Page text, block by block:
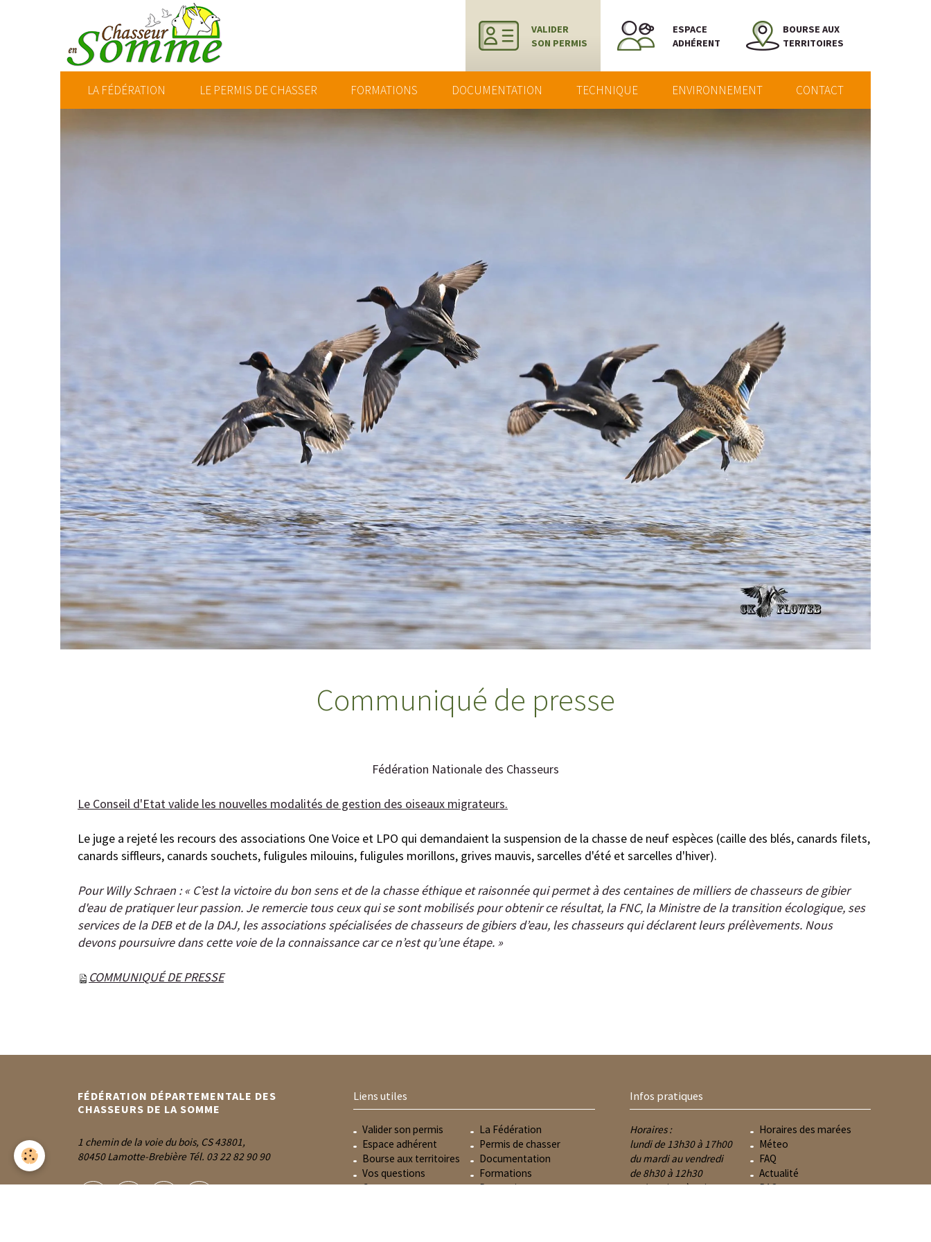
VALIDER
SON PERMIS
ESPACE
ADHÉRENT
BOURSE AUX
TERRITOIRES
LA FÉDÉRATION LE PERMIS DE CHASSER FORMATIONS DOCUMENTATION TECHNIQUE ENVIRONNEMENT CONTACT
Communiqué de presse
Fédération Nationale des Chasseurs
Le Conseil d'Etat valide les nouvelles modalités de gestion des oiseaux migrateurs.
Le juge a rejeté les recours des associations One Voice et LPO qui demandaient la suspension de la chasse de neuf espèces (caille des blés, canards filets,
canards siffleurs, canards souchets, fuligules milouins, fuligules morillons, grives mauvis, sarcelles d'été et sarcelles d'hiver).
Pour Willy Schraen : « C’est la victoire du bon sens et de la chasse éthique et raisonnée qui permet à des centaines de milliers de chasseurs de gibier
d'eau de pratiquer leur passion. Je remercie tous ceux qui se sont mobilisés pour obtenir ce résultat, la FNC, la Ministre de la transition écologique, ses
services de la DEB et de la DAJ, les associations spécialisées de chasseurs de gibiers d’eau, les chasseurs qui déclarent leurs prélèvements. Nous
devons poursuivre dans cette voie de la connaissance car ce n’est qu’une étape. »
COMMUNIQUÉ DE PRESSE
FÉDÉRATION DÉPARTEMENTALE DES
CHASSEURS DE LA SOMME
1 chemin de la voie du bois, CS 43801,
80450 Lamotte-Brebière Tél. 03 22 82 90 90
Liens utiles
Valider son permis
Espace adhérent
Bourse aux territoires
Vos questions
Contact
La Fédération
Permis de chasser
Documentation
Formations
Partenaires
Infos pratiques
Horaires :
lundi de 13h30 à 17h00
du mardi au vendredi
de 8h30 à 12h30
et de 13h30 à 17h00
Horaires des marées
Méteo
FAQ
Actualité
RAO